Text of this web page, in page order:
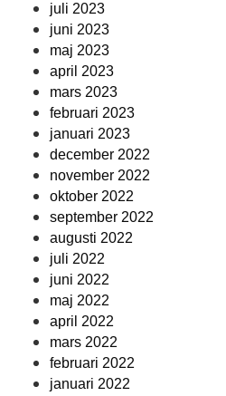
juli 2023
juni 2023
maj 2023
april 2023
mars 2023
februari 2023
januari 2023
december 2022
november 2022
oktober 2022
september 2022
augusti 2022
juli 2022
juni 2022
maj 2022
april 2022
mars 2022
februari 2022
januari 2022